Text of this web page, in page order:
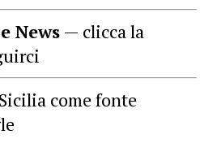
News — clicca la
come fonte